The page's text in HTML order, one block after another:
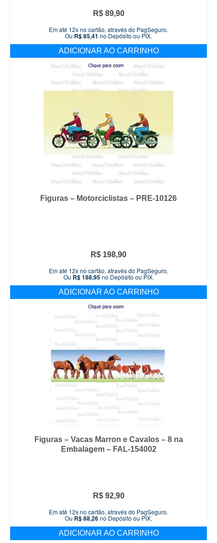
R$89,90
Em até 12x no cartão, através do PagSeguro.
Ou R$85,41 no Depósito ou PIX.
ADICIONAR AO CARRINHO
Figuras – Motorciclistas – PRE-10126
R$ 198,90
Em até 12x no cartão, através do PagSeguro.
Ou R$188,95no Depósito ou PIX.
ADICIONAR AO CARRINHO
Figuras – Vacas Marron e Cavalos – 8 na
Embalagem – FAL-154002
R$92,90
Em até 12x no cartão, através do PagSeguro.
Ou R$88,26no Depósito ou PIX.
ADICIONAR AO CARRINHO